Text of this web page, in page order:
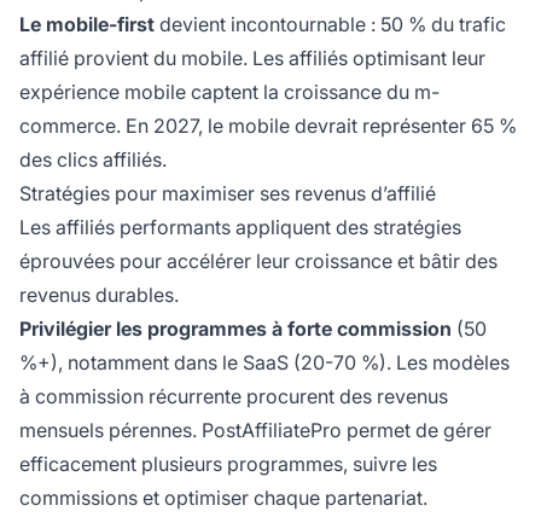
Le mobile-first devient incontournable : 50 % du trafic
affilié provient du mobile. Les affiliés optimisant leur
expérience mobile captent la croissance du m-
commerce. En 2027, le mobile devrait représenter 65 %
des clics affiliés.
Stratégies pour maximiser ses revenus d’affilié
Les affiliés performants appliquent des stratégies
éprouvées pour accélérer leur croissance et bâtir des
revenus durables.
Privilégier les programmes à forte commission (50
%+), notamment dans le SaaS (20-70 %). Les modèles
à commission récurrente procurent des revenus
mensuels pérennes. PostAffiliatePro permet de gérer
efficacement plusieurs programmes, suivre les
commissions et optimiser chaque partenariat.